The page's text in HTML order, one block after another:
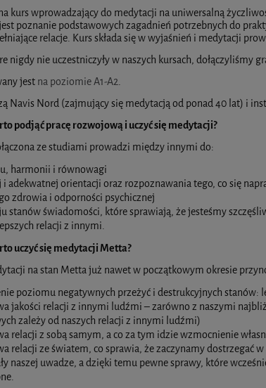
kurs wprowadzający do medytacji na uniwersalną
poznanie podstawowych zagadnień potrzebnych do
relacje. Kurs składa się w wyjaśnień i medytacji
nigdy nie uczestniczyły w naszych kursach, dołączyliśmy
jest na poziomie A1-A2.
Navis Nord (zajmujący się medytacją od ponad 40 lat) i
podjąć pracę rozwojową i uczyć się medytacji?
ze studiami prowadzi między innymi do:
harmonii i równowagi
i adekwatnej orientacji oraz rozpoznawania tego, co się
zdrowia i odporności psychicznej
stanów świadomości, które sprawiają, że jesteśmy
relacji z innymi.
uczyć się medytacji Metta?
na stan Metta już nawet w początkowym okresie
poziomu negatywnych przeżyć i destrukcyjnych stanów:
jakości relacji z innymi ludźmi – zarówno z naszymi
zależy od naszych relacji z innymi ludźmi)
relacji z sobą samym, a co za tym idzie wzmocnienie
relacji ze światem, co sprawia, że zaczynamy dostrzegać
naszej uwadze, a dzięki temu pewne sprawy, które